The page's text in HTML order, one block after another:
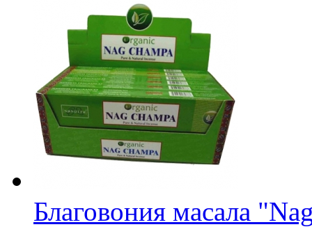
Благовония масала